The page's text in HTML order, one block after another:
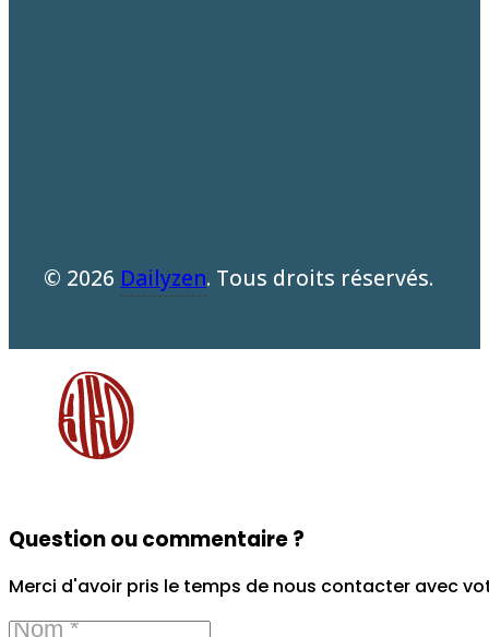
© 2026 Dailyzen. Tous droits réservés.
Question ou commentaire ?
Merci d'avoir pris le temps de nous contacter avec